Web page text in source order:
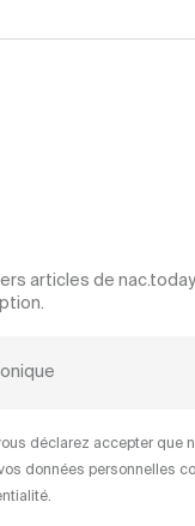
articles de
déclarez accepter que
données personnelles